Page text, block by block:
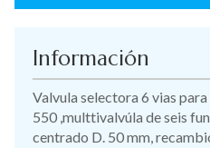
Información
Valvula selectora 6 vias
550 ,multtivalvúla de seis
centrado D. 50 mm,